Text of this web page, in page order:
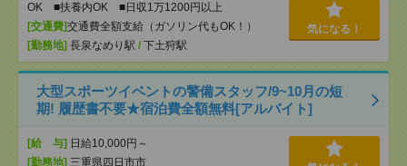
OK ■扶養内OK ■日収1万1200円以上
[交通費]交通費全額支給（ガソリン代もOK！）
[勤務地] 長泉なめり駅 / 下土狩駅
気になる！
大型スポーツイベントの警備スタッフ/9~10月の短
期! 履歴書不要★宿泊費全額無料[アルバイト]
[給 与] 日給10,000円～
[勤務地] 三重県四日市市